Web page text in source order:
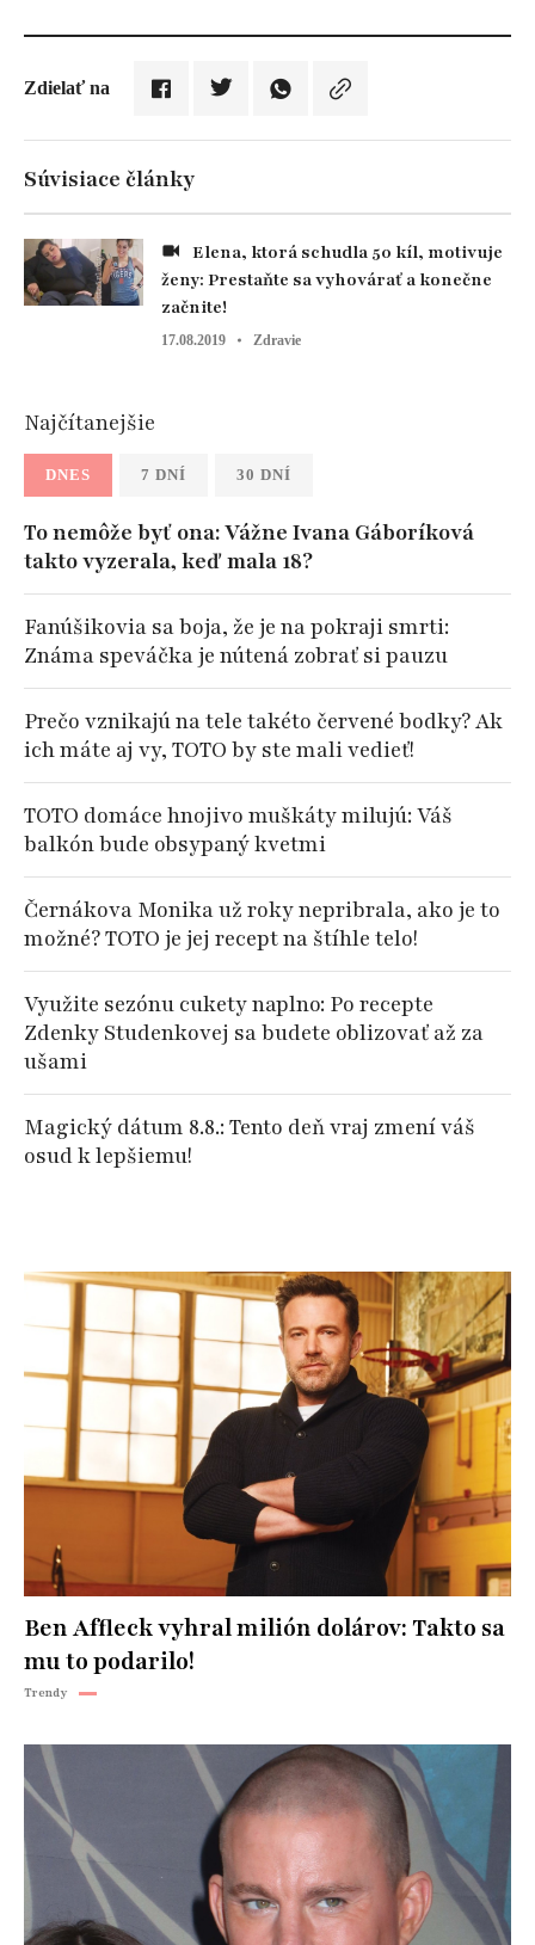
Zdielať na
Súvisiace články
ženy: Prestaňte sa vyhovárať a konečne
začnite!
17.08.2019 Zdravie
Najčítanejšie
DNES 7 DNÍ 30 DNÍ
To nemôže byť ona: Vážne Ivana Gáboríková
takto vyzerala, keď mala 18?
Fanúšikovia sa boja, že je na pokraji smrti:
Známa speváčka je nútená zobrať si pauzu
Prečo vznikajú na tele takéto červené bodky? Ak
ich máte aj vy, TOTO by ste mali vedieť!
TOTO domáce hnojivo muškáty milujú: Váš
balkón bude obsypaný kvetmi
Černákova Monika už roky nepribrala, ako je to
možné? TOTO je jej recept na štíhle telo!
Využite sezónu cukety naplno: Po recepte
Zdenky Studenkovej sa budete oblizovať až za
ušami
Magický dátum 8.8.: Tento deň vraj zmení váš
osud k lepšiemu!
Ben Affleck vyhral milión dolárov: Takto sa
mu to podarilo!
Trendy